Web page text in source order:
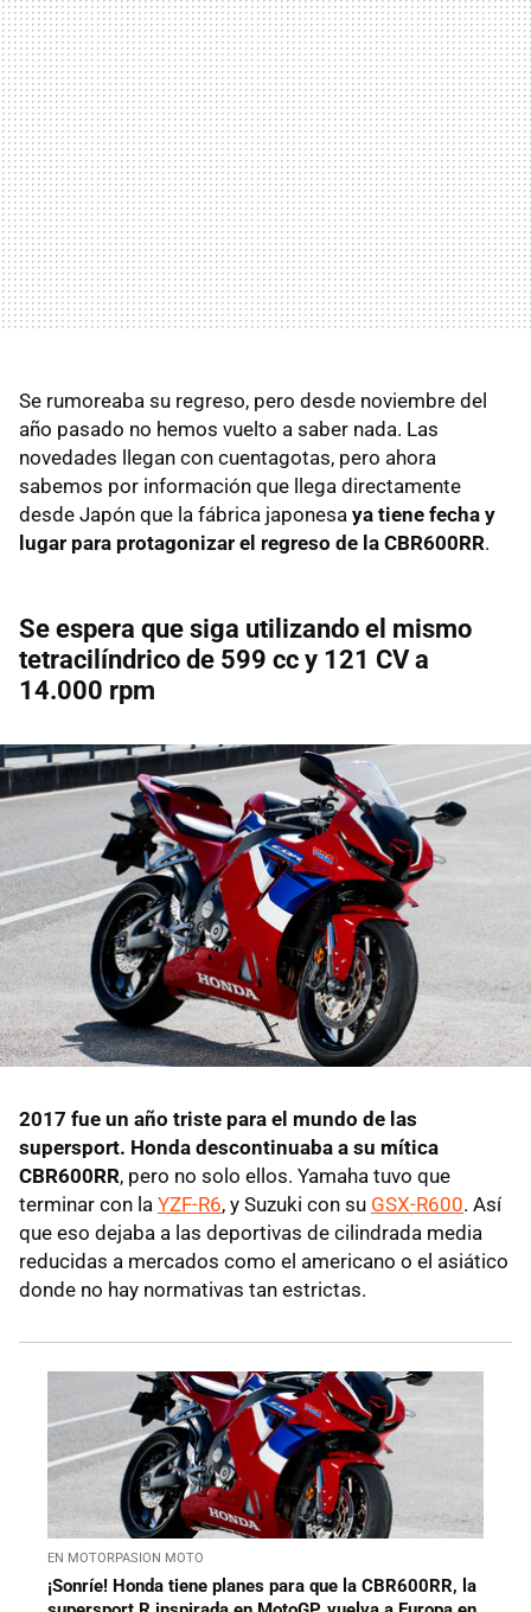
Se rumoreaba su regreso, pero desde noviembre del
año pasado no hemos vuelto a saber nada. Las
novedades llegan con cuentagotas, pero ahora
sabemos por información que llega directamente
desde Japón que la fábrica japonesa ya tiene fecha y
lugar para protagonizar el regreso de la CBR600RR.
Se espera que siga utilizando el mismo
tetracilíndrico de 599 cc y 121 CV a
14.000 rpm
2017 fue un año triste para el mundo de las
supersport. Honda descontinuaba a su mítica
CBR600RR, pero no solo ellos. Yamaha tuvo que
terminar con la YZF-R6, y Suzuki con su GSX-R600. Así
que eso dejaba a las deportivas de cilindrada media
reducidas a mercados como el americano o el asiático
donde no hay normativas tan estrictas.
EN MOTORPASION MOTO
¡Sonríe! Honda tiene planes para que la CBR600RR, la